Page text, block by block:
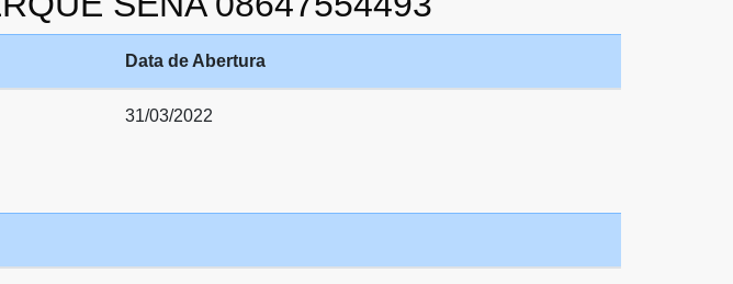
Data de Abertura
31/03/2022